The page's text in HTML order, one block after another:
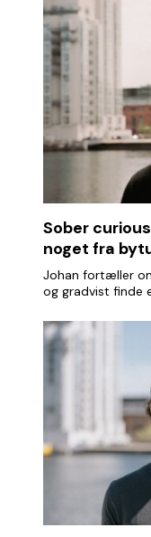
Sober
noget fra
Johan fortæller
og gradvist finde